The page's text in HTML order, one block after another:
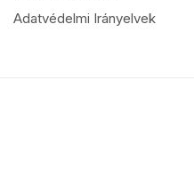
Adatvédelmi Irányelvek